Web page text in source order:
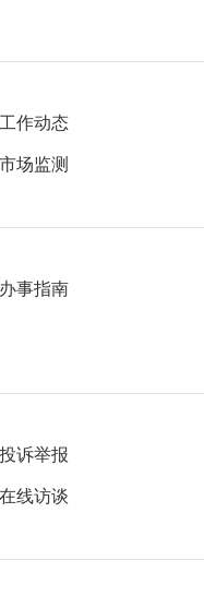
工作动态
市场监测
办事指南
投诉举报
在线访谈